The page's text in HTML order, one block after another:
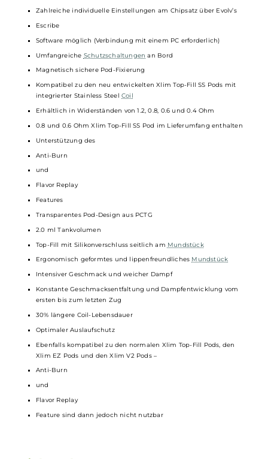
Kontinuierliche Überwachung der
-Temperatur
Flavor Replay
Funktion zur Reproduktion eines perfekten Zuges
Anti-Burn
von MTL bis RDL
relevanten Parameter
Displays (deaktivierbar)
Zahlreiche individuelle Einstellungen am Chipsatz über Evolv’s
Umfangreiche Schutzschaltungen an Bord
Magnetisch sichere Pod-Fixierung
Kompatibel zu den neu entwickelten Xlim Top-Fill SS Pods mit
integrierter Stainless Steel
Erhältlich in Widerständen von 1.2, 0.8, 0.6 und 0.4 Ohm
0.8 und 0.6 Ohm Xlim Top-Fill SS Pod im Lieferumfang
Anti-Burn
und
Flavor Replay